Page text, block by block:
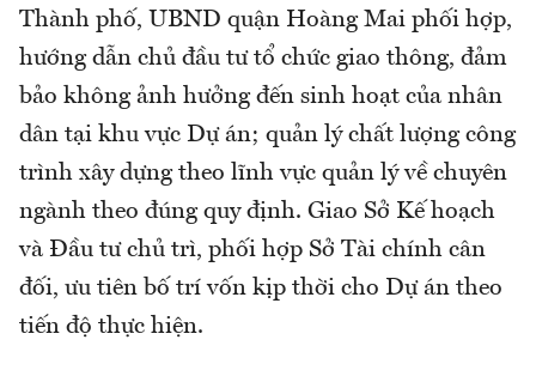
Thành phố, UBND quận Hoàng Mai phối hợp,
hướng dẫn chủ đầu tư tổ chức giao thông, đảm
bảo không ảnh hưởng đến sinh hoạt của nhân
dân tại khu vực Dự án; quản lý chất lượng công
trình xây dựng theo lĩnh vực quản lý về chuyên
ngành theo đúng quy định. Giao Sở Kế hoạch
và Đầu tư chủ trì, phối hợp Sở Tài chính cân
đối, ưu tiên bố trí vốn kịp thời cho Dự án theo
tiến độ thực hiện.